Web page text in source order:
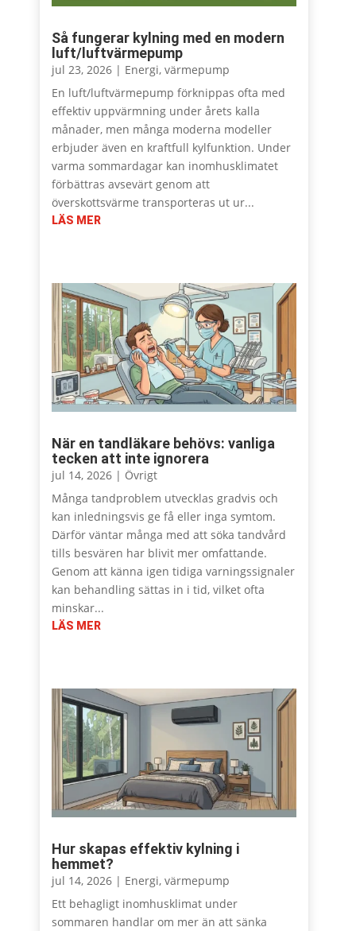
Så fungerar kylning med en modern
luft/luftvärmepump
jul 23, 2026| Energi, värmepump
En luft/luftvärmepump förknippas ofta med
effektiv uppvärmning under årets kalla
månader, men många moderna modeller
erbjuder även en kraftfull kylfunktion. Under
varma sommardagar kan inomhusklimatet
förbättras avsevärt genom att
överskottsvärme transporteras ut ur...
LÄS MER
När en tandläkare behövs: vanliga
tecken att inte ignorera
jul 14, 2026| Övrigt
Många tandproblem utvecklas gradvis och
kan inledningsvis ge få eller inga symtom.
Därför väntar många med att söka tandvård
tills besvären har blivit mer omfattande.
Genom att känna igen tidiga varningssignaler
kan behandling sättas in i tid, vilket ofta
minskar...
LÄS MER
Hur skapas effektiv kylning i
hemmet?
jul 14, 2026| Energi, värmepump
Ett behagligt inomhusklimat under
sommaren handlar om mer än att sänka